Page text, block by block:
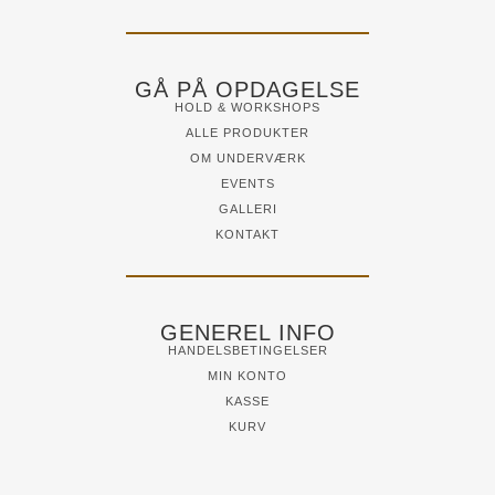
GÅ PÅ OPDAGELSE
HOLD & WORKSHOPS
ALLE PRODUKTER
OM UNDERVÆRK
EVENTS
GALLERI
KONTAKT
GENEREL INFO
HANDELSBETINGELSER
MIN KONTO
KASSE
KURV